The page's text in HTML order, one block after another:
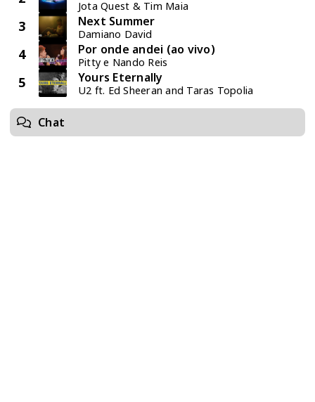
Jota Quest & Tim Maia
3 Next Summer
Damiano David
4 Por onde andei (ao vivo)
Pitty e Nando Reis
5 Yours Eternally
U2 ft. Ed Sheeran and Taras Topolia
Chat